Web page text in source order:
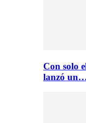
Con solo
lanzó